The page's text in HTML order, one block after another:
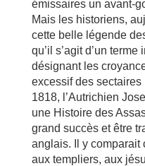
émissaires un avant-
Mais les historiens,
cette belle légende
qu’il s’agit d’un
désignant les
excessif des
1818, l’Autrichien
une Histoire des
grand succès et être
anglais. Il y comparait
aux templiers, aux